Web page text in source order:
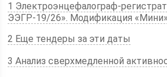
1 Электроэнцефалограф-
ЭЭГР-19/26». Модификация «Мини»
2 Еще тендеры за эти даты
3 Анализ сверхмедленной